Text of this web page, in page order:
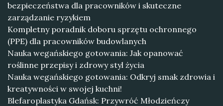
bezpieczeństwa dla pracowników i skuteczne
zarządzanie ryzykiem
Kompletny poradnik doboru sprzętu ochronnego
(PPE) dla pracowników budowlanych
Nauka wegańskiego gotowania: Jak opanować
roślinne przepisy i zdrowy styl życia
Nauka wegańskiego gotowania: Odkryj smak zdrowia i
kreatywności w swojej kuchni!
Blefaroplastyka Gdańsk: Przywróć Młodzieńczy